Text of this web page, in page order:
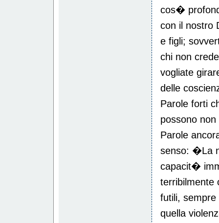
cos�
con il nostro
e figli;
chi non
vogliate
delle
Parole forti
possono
Parole
senso: �La
capacit�
terribilmente
futili,
quella